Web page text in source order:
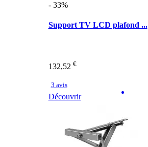
- 33%
Support TV LCD plafond ...
132,52 €
3 avis
Découvrir